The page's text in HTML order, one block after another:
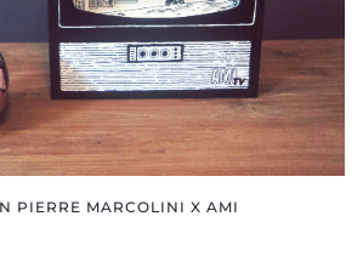
PIERRE MARCOLINI X AMI